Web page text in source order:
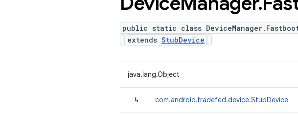
public static class
extends StubDevice
java.lang.Object
↳ com.android.tradefed.device.StubDevice